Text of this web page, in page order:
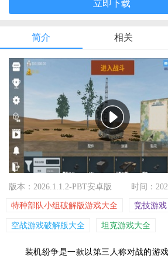
立即下载
简介 相关
版本：2026.1.1.2-PBT安卓版 时间：
特种部队小组破解版游戏大全 竞技游戏
空战游戏破解版大全 坦克游戏大全
装机纷争是一款以第三人称对战的游